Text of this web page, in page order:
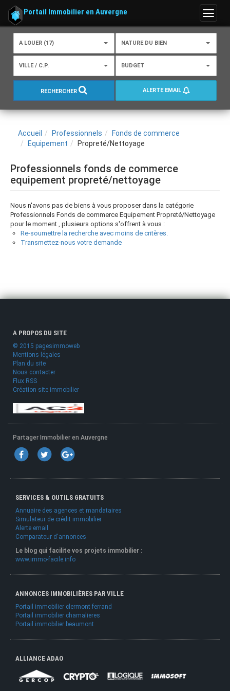
Menu
Portail Immobilier en Auvergne
A LOUER (17) NATURE DU BIEN
VILLE / C.P. BUDGET
RECHERCHER ALERTE EMAIL
Accueil Professionnels
Fonds de commerce
Equipement
Propreté/Nettoyage
Professionnels fonds de commerce
equipement propreté/nettoyage
Nous n'avons pas de biens à vous proposer dans la catégorie
Professionnels Fonds de commerce Equipement Propreté/Nettoyage
pour le moment , plusieurs options s'offrent à vous :
Re-soumettre la recherche avec moins de critères.
Transmettez-nous votre demande
A PROPOS DU SITE
© 2015 pagesimmoweb
Mentions légales
Plan du site
Nous contacter
Flux RSS
Création site immobilier
Partager Immobilier en Auvergne
SERVICES & OUTILS GRATUITS
Annuaire des agences et mandataires
Simulateur de crédit immobilier
Alerte email
Comparateur d'annonces
Le blog qui facilite vos projets immobilier :
www.immo-facile.info
ANNONCES IMMOBILIÈRES PAR VILLE
Portail immobilier clermont ferrand
Portail immobilier chamalieres
Portail immobilier beaumont
ALLIANCE ADAO